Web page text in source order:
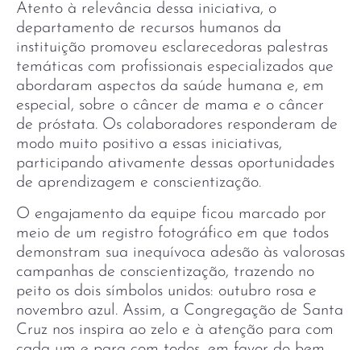
Atento à relevância dessa iniciativa, o
departamento de recursos humanos da
instituição promoveu esclarecedoras palestras
temáticas com profissionais especializados que
abordaram aspectos da saúde humana e, em
especial, sobre o câncer de mama e o câncer
de próstata. Os colaboradores responderam de
modo muito positivo a essas iniciativas,
participando ativamente dessas oportunidades
de aprendizagem e conscientização.
O engajamento da equipe ficou marcado por
meio de um registro fotográfico em que todos
demonstram sua inequívoca adesão às valorosas
campanhas de conscientização, trazendo no
peito os dois símbolos unidos: outubro rosa e
novembro azul. Assim, a Congregação de Santa
Cruz nos inspira ao zelo e à atenção para com